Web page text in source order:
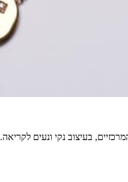
בעיצוב נקי ונעים לקריאה.